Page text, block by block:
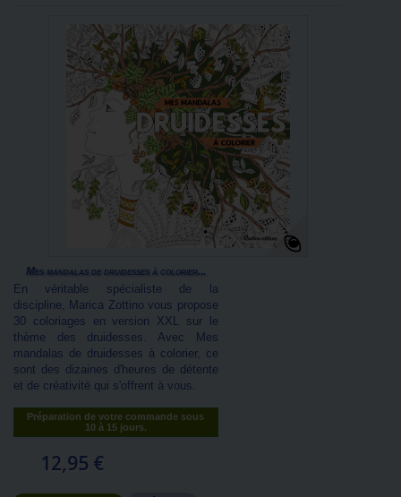
Mes mandalas de druidesses à colorier...
En véritable spécialiste de la
discipline, Marica Zottino vous propose
30 coloriages en version XXL sur le
thème des druidesses. Avec Mes
mandalas de druidesses à colorier, ce
sont des dizaines d'heures de détente
et de créativité qui s'offrent à vous.
Préparation de votre commande sous
10 à 15 jours.
12,95 €